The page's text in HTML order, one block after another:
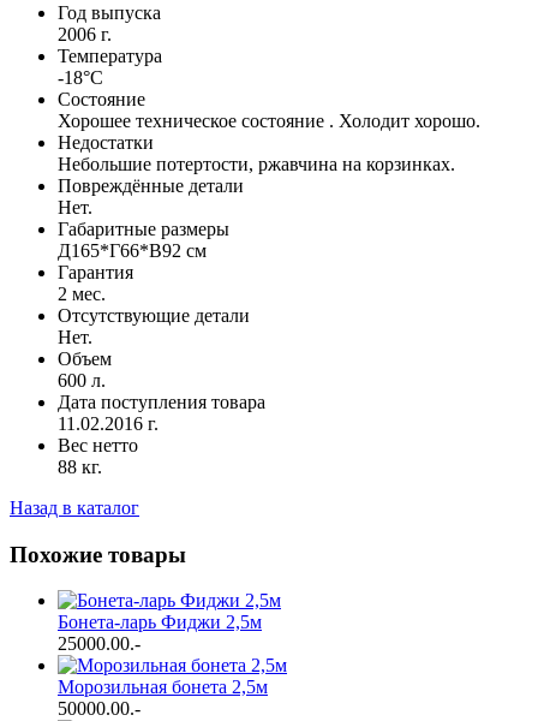
Год выпуска
2006 г.
Температура
-18°С
Состояние
Хорошее техническое состояние . Холодит хорошо.
Недостатки
Небольшие потертости, ржавчина на корзинках.
Повреждённые детали
Нет.
Габаритные размеры
Д165*Г66*В92 см
Гарантия
2 мес.
Отсутствующие детали
Нет.
Объем
600 л.
Дата поступления товара
11.02.2016 г.
Вес нетто
88 кг.
Назад в каталог
Похожие товары
Бонета-ларь Фиджи 2,5м
25000.00.-
Морозильная бонета 2,5м
50000.00.-